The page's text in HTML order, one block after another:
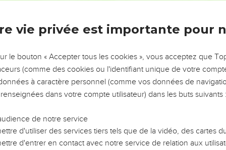
d’Abel le juste jusqu’à celui de Zacharie, fils de Barachie,
la vérité : les conséquences de tous ces meurtres
toi qui mets à mort les prophètes et tues à coups de pierres
rassembler tes habitants auprès de moi comme une poule
va être complètement abandonnée.
: dès maintenant vous ne me verrez plus jusqu’à ce que
vie privée est importante pour
le bouton « Accepter tous les cookies », vous acceptez que
(comme des cookies ou l'identifiant unique de votre
à caractère personnel (comme vos données de
dans votre compte utilisateur) dans les buts suivants :
de notre service
d'utiliser des services tiers tels que de la vidéo, des cartes
d'entrer en contact avec notre service de relation aux